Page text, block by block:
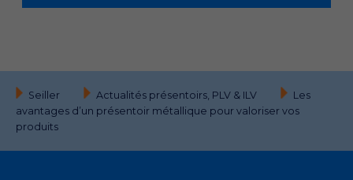
Seiller Actualités présentoirs, PLV & ILV
Les
avantages d’un présentoir métallique pour valoriser vos
produits